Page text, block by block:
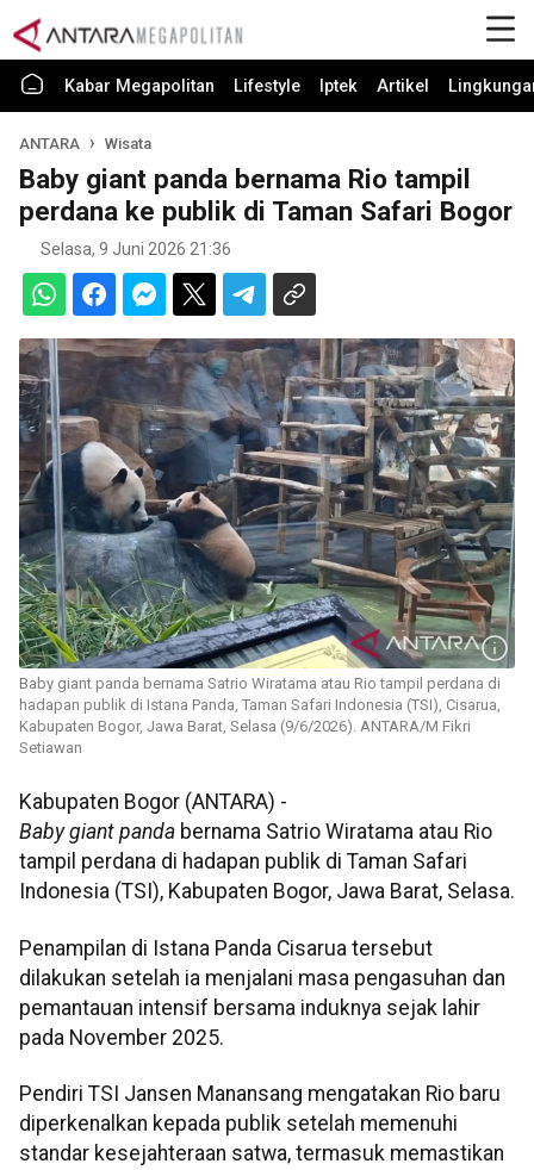
Kabar Megapolitan Lifestyle Iptek Artikel
ANTARA Wisata
Baby giant panda bernama Rio tampil
perdana ke publik di Taman Safari Bogor
Selasa, 9 Juni 2026 21:36
Baby giant panda bernama Satrio Wiratama atau Rio tampil perdana di
hadapan publik di Istana Panda, Taman Safari Indonesia (TSI), Cisarua,
Kabupaten Bogor, Jawa Barat, Selasa (9/6/2026). ANTARA/M Fikri
Setiawan
Kabupaten Bogor (ANTARA) -
Baby giant panda bernama Satrio Wiratama atau Rio
tampil perdana di hadapan publik di Taman Safari
Indonesia (TSI), Kabupaten Bogor, Jawa Barat, Selasa.
Penampilan di Istana Panda Cisarua tersebut
dilakukan setelah ia menjalani masa pengasuhan dan
pemantauan intensif bersama induknya sejak lahir
pada November 2025.
Pendiri TSI Jansen Manansang mengatakan Rio baru
diperkenalkan kepada publik setelah memenuhi
standar kesejahteraan satwa, termasuk memastikan